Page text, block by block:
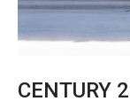
CENTURY